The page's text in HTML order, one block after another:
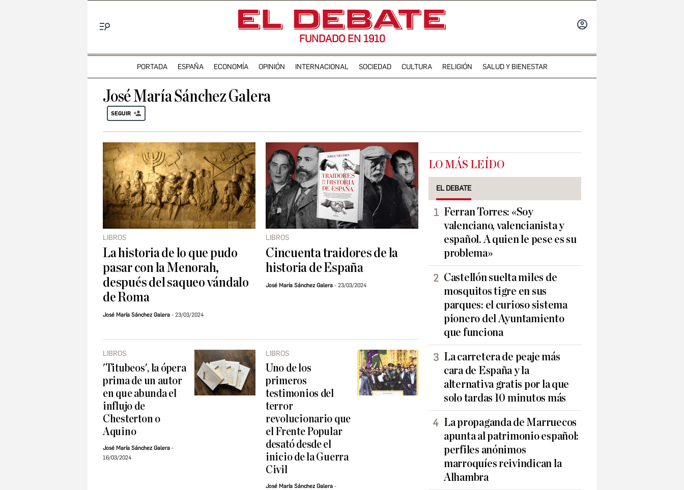
FUNDADO EN 1910
PORTADA ESPAÑA ECONOMÍA OPINIÓN INTERNACIONAL SOCIEDAD CULTURA RELIGIÓN SALUD Y BIENESTAR
José María Sánchez Galera
SEGUIR
LIBROS
La historia de lo que pudo
pasar con la Menorah,
después del saqueo vándalo
de Roma
José María Sánchez Galera 23/03/2024
LIBROS
Cincuenta traidores de la
historia de España
José María Sánchez Galera 23/03/2024
LIBROS
'Titubeos', la ópera
prima de un autor
en que abunda el
influjo de
Chesterton o
Aquino
José María Sánchez Galera
16/03/2024
LIBROS
Uno de los
primeros
testimonios del
terror
revolucionario que
el Frente Popular
desató desde el
inicio de la Guerra
Civil
José María Sánchez Galera
LO MÁS LEÍDO
EL DEBATE
Ferran Torres: «Soy
valenciano, valencianista y
español. A quien le pese es su
problema»
Castellón suelta miles de
mosquitos tigre en sus
parques: el curioso sistema
pionero del Ayuntamiento
que funciona
La carretera de peaje más
cara de España y la
alternativa gratis por la que
solo tardas 10 minutos más
La propaganda de Marruecos
apunta al patrimonio español:
perfiles anónimos
marroquíes reivindican la
Alhambra